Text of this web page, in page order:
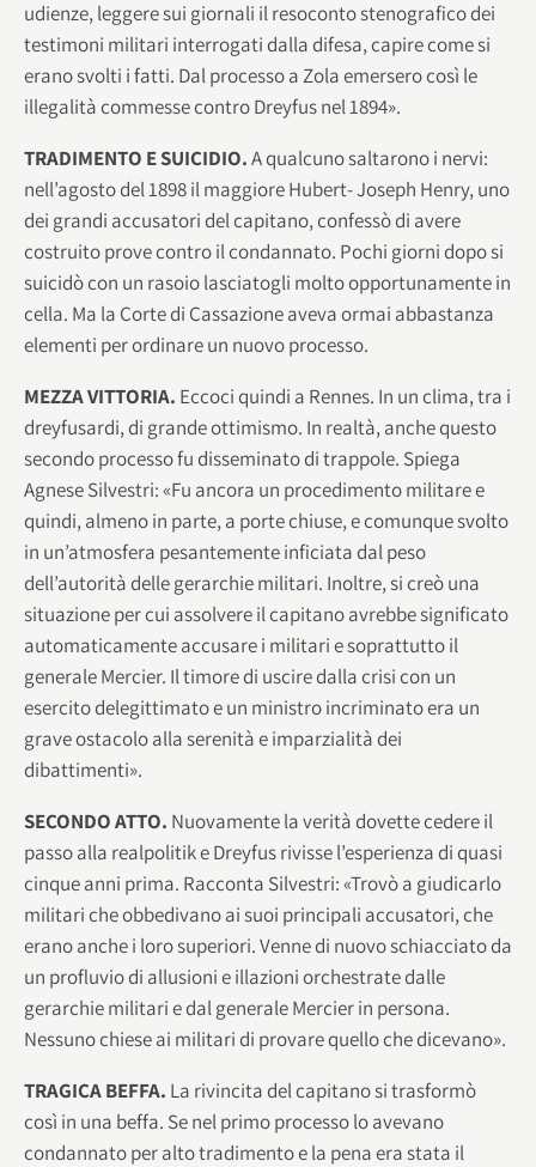
udienze, leggere sui giornali il resoconto stenografico dei
testimoni militari interrogati dalla difesa, capire come si
erano svolti i fatti. Dal processo a Zola emersero così le
illegalità commesse contro Dreyfus nel 1894».
TRADIMENTO E SUICIDIO.A qualcuno saltarono i nervi:
nell’agosto del 1898 il maggiore Hubert- Joseph Henry, uno
dei grandi accusatori del capitano, confessò di avere
costruito prove contro il condannato. Pochi giorni dopo si
suicidò con un rasoio lasciatogli molto opportunamente in
cella. Ma la Corte di Cassazione aveva ormai abbastanza
elementi per ordinare un nuovo processo.
MEZZA VITTORIA. Eccoci quindi a Rennes. In un clima, tra i
dreyfusardi, di grande ottimismo. In realtà, anche questo
secondo processo fu disseminato di trappole. Spiega
Agnese Silvestri: «Fu ancora un procedimento militare e
quindi, almeno in parte, a porte chiuse, e comunque svolto
in un’atmosfera pesantemente inficiata dal peso
dell’autorità delle gerarchie militari. Inoltre, si creò una
situazione per cui assolvere il capitano avrebbe significato
automaticamente accusare i militari e soprattutto il
generale Mercier. Il timore di uscire dalla crisi con un
esercito delegittimato e un ministro incriminato era un
grave ostacolo alla serenità e imparzialità dei
dibattimenti».
SECONDO ATTO. Nuovamente la verità dovette cedere il
passo alla realpolitik e Dreyfus rivisse l’esperienza di quasi
cinque anni prima. Racconta Silvestri: «Trovò a giudicarlo
militari che obbedivano ai suoi principali accusatori, che
erano anche i loro superiori. Venne di nuovo schiacciato da
un profluvio di allusioni e illazioni orchestrate dalle
gerarchie militari e dal generale Mercier in persona.
Nessuno chiese ai militari di provare quello che dicevano».
TRAGICA BEFFA. La rivincita del capitano si trasformò
così in una beffa. Se nel primo processo lo avevano
condannato per alto tradimento e la pena era stata il